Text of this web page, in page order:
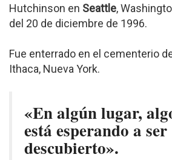
Hutchinson en Seattle,
del 20 de diciembre de 1996.
Fue enterrado en el cementerio
Ithaca, Nueva York.
«En algún lugar,
está esperando a ser
descubierto».